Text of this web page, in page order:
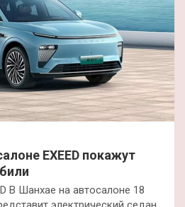
EXEED покажут
В Шанхае на автосалоне 18